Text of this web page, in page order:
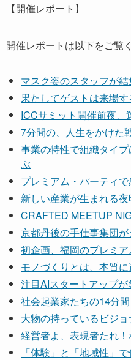
【開催レポート】
開催レポートは以下をご覧
マスク姿のスタッフが
果たしてゲストは来場
ICCサミット開催前夜、
7分間の、人生をかけた
事業の特性で組織タイ
ぶ
プレミアム・パーティ
新しい産業が生まれる
CRAFTED MEETUP
京都丹後の手仕事集団
初企画、福岡のプレミ
モノづくりとは、本質
注目AIスタートアップ
社会起業家たちの14分
大物の持っているビジ
経営者よ、表現者たれ
「体験」と「地域性」